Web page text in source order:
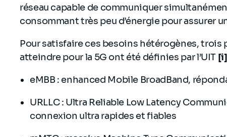
réseau capable de communiquer
consommant très peu d’énergie pour assurer
Pour satisfaire ces besoins hétérogènes,
atteindre pour la 5G ont été définies par l’UIT [i]
eMBB : enhanced Mobile BroadBand,
URLLC : Ultra Reliable Low Latency
connexion ultra rapides et fiables